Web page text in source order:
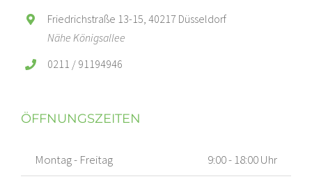
Friedrichstraße 13-15, 40217 Düsseldorf
Nähe Königsallee
0211 / 91194946
ÖFFNUNGSZEITEN
Montag - Freitag 9:00 - 18:00 Uhr